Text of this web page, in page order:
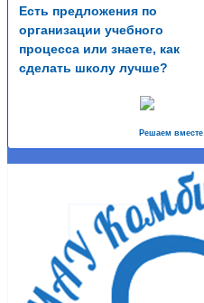
Есть предложения по
организации учебного
процесса или знаете, как
сделать школу лучше?
Решаем вместе